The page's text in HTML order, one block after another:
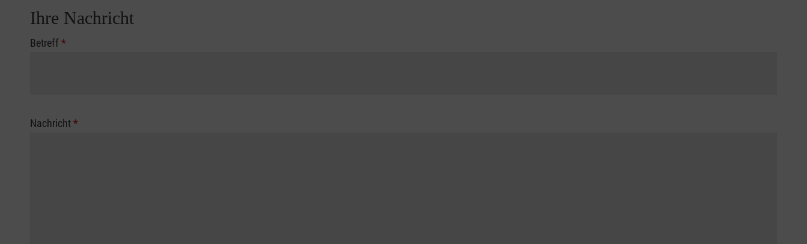
Ihre Nachricht
Betreff*
Nachricht*